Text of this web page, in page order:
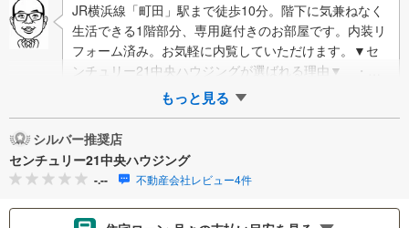
JR横浜線「町田」駅まで徒歩10分。階下に気兼ねなく
生活できる1階部分、専用庭付きのお部屋です。内装リ
フォーム済み。お気軽に内覧していただけます。▼セ
ンチュリー21中央ハウジングが選ばれる理由▼ ・地
域密着、中央林間周辺の不動産多…
もっと見る
シルバー推奨店
センチュリー21中央ハウジング
-.-- 不動産会社レビュー4件